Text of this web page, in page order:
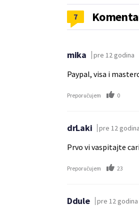
7
mika pre 12 godina
Paypal, visa i
Preporučujem 0
drLaki pre 12 godina
Prvo vi vaspitajte
Preporučujem 23
Ddule pre 12 godina